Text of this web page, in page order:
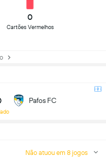
0
Cartões Vermelhos
Pafos FC
Não atuou em 8 jogos